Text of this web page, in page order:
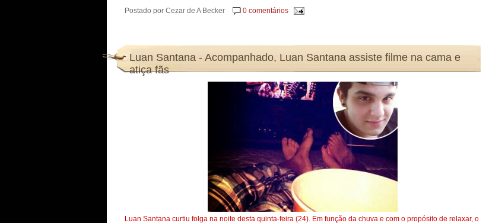
Postado por Cezar de A Becker 0 comentários
Luan Santana - Acompanhado, Luan Santana assiste filme na cama e
atiça fãs
Luan Santana curtiu folga na noite desta quinta-feira (24). Em função da chuva e com o propósito de relaxar, o